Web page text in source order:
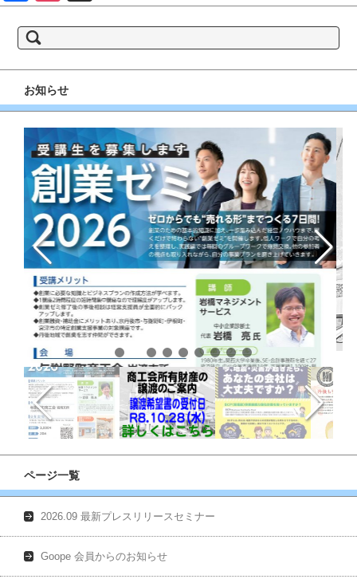
索:
お知らせ
ページ一覧
2026.09 最新プレスリリースセミナー
Goope 会員からのお知らせ